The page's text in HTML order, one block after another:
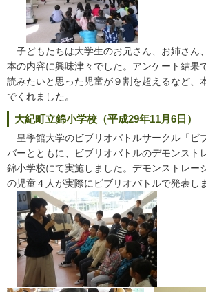
子どもたちは大学生のお兄さん、お姉さん
本の内容に興味津々でした。アンケート結果
読みたいと思った児童が９割を超えるなど、
でくれました。
大紀町立錦小学校（平成29年11月6日）
皇學館大学のビブリオバトルサークル「ビ
バーとともに、ビブリオバトルのデモンスト
錦小学校にて実施しました。デモンストレー
の児童４人が実際にビブリオバトルで発表し